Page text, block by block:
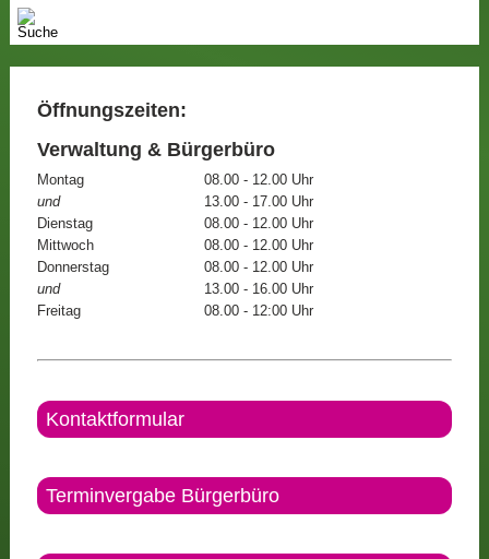
Öffnungszeiten:
Verwaltung & Bürgerbüro
Montag
08.00 - 12.00 Uhr
und
13.00 - 17.00 Uhr
Dienstag
08.00 - 12.00 Uhr
Mittwoch
08.00 - 12.00 Uhr
Donnerstag
08.00 - 12.00 Uhr
und
13.00 - 16.00 Uhr
Freitag
08.00 - 12:00 Uhr
Kontaktformular
Terminvergabe Bürgerbüro